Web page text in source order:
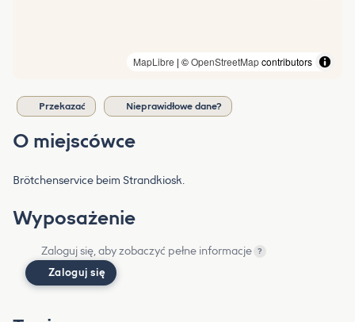
MapLibre | ©OpenStreetMapcontributors
Przekazać Nieprawidłowe dane?
O miejscówce
Brötchenservice beim Strandkiosk.
Wyposażenie
Zaloguj się, aby zobaczyć pełne informacje ?
Zaloguj się